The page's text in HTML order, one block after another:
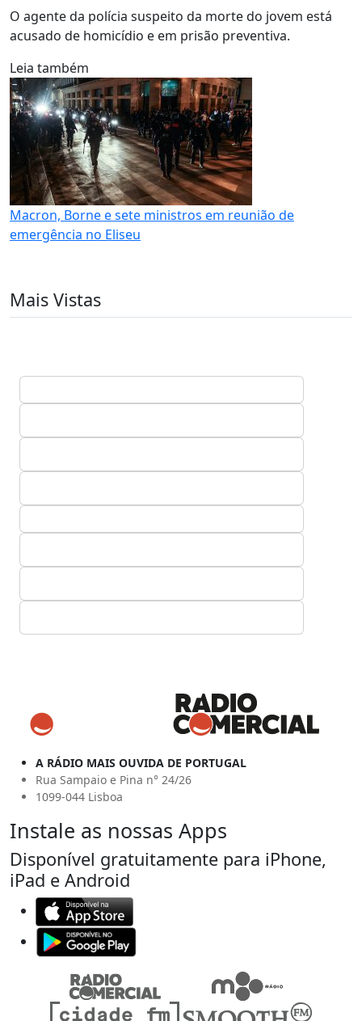
O agente da polícia suspeito da morte do jovem está
acusado de homicídio e em prisão preventiva.
Leia também
Macron, Borne e sete ministros em reunião de
emergência no Eliseu
Mais Vistas
A RÁDIO MAIS OUVIDA DE PORTUGAL
Rua Sampaio e Pina n° 24/26
1099-044 Lisboa
Instale as nossas Apps
Disponível gratuitamente para iPhone,
iPad e Android